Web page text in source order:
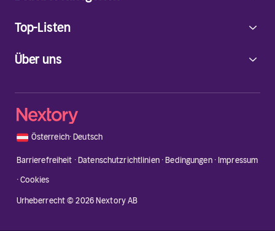
Über uns
Top-Listen
🇦🇹 Österreich·Deutsch
Barrierefreiheit ·Datenschutzrichtlinien·Bedingungen· Impressum
·Cookies
Urheberrecht © 2026 Nextory AB